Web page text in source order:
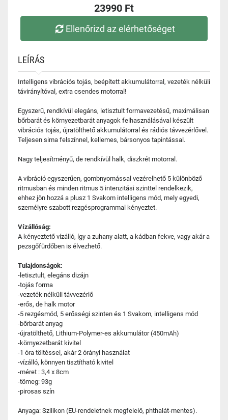
23990 Ft
Ellenőrizd az elérhetőséget
LEÍRÁS
Intelligens vibrációs tojás, beépített akkumulátorral, vezeték nélküli
távirányítóval, extra csendes motorral!
Egyszerű, rendkívül elegáns, letisztult formavezetésű, maximálisan
bőrbarát és környezetbarát anyagok felhasználásával készült
vibrációs tojás, újratölthető akkumulátorral és rádiós távvezérlővel.
Teljesen sima felszínnel, kellemes, bársonyos tapintással.
Nagy teljesítményű, de rendkívül halk, diszkrét motorral.
A vibráció egyszerűen, gombnyomással vezérelhető 5 különböző
ritmusban és minden ritmus 5 intenzitási szinttel rendelkezik,
ehhez jön hozzá a plusz 1 Svakom intelligens mód, mely egyedi,
személyre szabott rezgésprogrammal kényeztet.
Vízállóság:
A kényeztető vízálló, így a zuhany alatt, a kádban fekve, vagy akár a
pezsgőfürdőben is élvezhető.
Tulajdonságok:
-letisztult, elegáns dizájn
-tojás forma
-vezeték nélküli távvezérlő
-erős, de halk motor
-5 rezgésmód, 5 erősségi szinten és 1 Svakom, intelligens mód
-bőrbarát anyag
-újratölthető, Lithium-Polymer-es akkumulátor (450mAh)
-környezetbarát kivitel
-1 óra töltéssel, akár 2 órányi használat
-vízálló, könnyen tisztítható kivitel
-méret : 3,4 x 8cm
-tömeg: 93g
-pirosas szín
Anyaga: Szilikon (EU-rendeletnek megfelelő, phthalát-mentes).